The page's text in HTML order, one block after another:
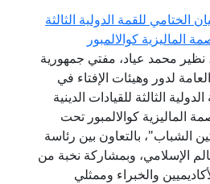
للقمة الدولية الثالثة
محمد عياد، مفتي جمهورية
لدور وهيئات الإفتاء في
الثالثة للقيادات الدينية
كوالالمبور تحت
بالتعاون بين رئاسة
الإسلامي، وبمشاركة نخبة من
والخبراء وممثلي